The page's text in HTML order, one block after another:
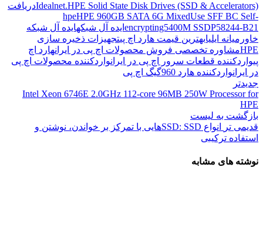
Idealnet.HPE Solid State Disk Drives (SSD & Accelerators)دریافت
hpeHPE 960GB SATA 6G MixedUse SFF BC Self-
encrypting5400M SSDP58244-B21 ایده آل شبکهایده آل شبکه
خاورمیانه ایلیابهترین قیمت هارد اچ پیتجهیزات ذخیره سازی
HPEمشاوره تخصصی فروش محصولات اچ پی در ایرانهارد اچ
پیواردکننده قطعات سرور اچ پی در ایرانواردکننده محصولات اچ پی
در ایرانواردکننده هارد 960گیگ اچ پی
جدیدتر
Intel Xeon 6746E 2.0GHz 112-core 96MB 250W Processor for
HPE
بازگشت به لیست
قدیمی تر
انواع SSD: SSDهایی با تمرکز بر خواندن، نوشتن و
استفاده ترکیبی
نوشته های مشابه